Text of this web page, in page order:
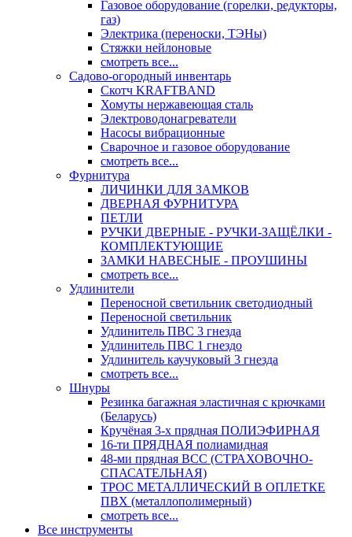
Газовое оборудование (горелки, редукторы,
газ)
Электрика (переноски, ТЭНы)
Стяжки нейлоновые
смотреть все...
Садово-огородный инвентарь
Скотч KRAFTBAND
Хомуты нержавеющая сталь
Электроводонагреватели
Насосы вибрационные
Сварочное и газовое оборудование
смотреть все...
Фурнитура
ЛИЧИНКИ ДЛЯ ЗАМКОВ
ДВЕРНАЯ ФУРНИТУРА
ПЕТЛИ
РУЧКИ ДВЕРНЫЕ - РУЧКИ-ЗАЩЁЛКИ -
КОМПЛЕКТУЮЩИЕ
ЗАМКИ НАВЕСНЫЕ - ПРОУШИНЫ
смотреть все...
Удлинители
Переносной светильник светодиодный
Переносной светильник
Удлинитель ПВС 3 гнезда
Удлинитель ПВС 1 гнездо
Удлинитель каучуковый 3 гнезда
смотреть все...
Шнуры
Резинка багажная эластичная с крючками
(Беларусь)
Кручёная 3-х прядная ПОЛИЭФИРНАЯ
16-ти ПРЯДНАЯ полиамидная
48-ми прядная ВСС (СТРАХОВОЧНО-
СПАСАТЕЛЬНАЯ)
ТРОС МЕТАЛЛИЧЕСКИЙ В ОПЛЕТКЕ
ПВХ (металлополимерный)
смотреть все...
Все инструменты